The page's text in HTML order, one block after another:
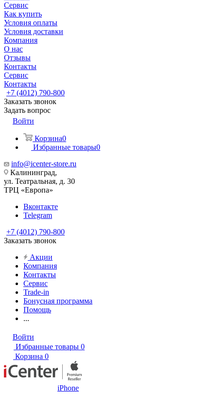
Сервис
Как купить
Условия оплаты
Условия доставки
Компания
О нас
Отзывы
Контакты
Сервис
Контакты
+7 (4012) 790-800
Заказать звонок
Задать вопрос
Войти
Корзина0
Избранные товары0
info@icenter-store.ru
Калининград,
ул. Театральная, д. 30
ТРЦ «Европа»
Вконтакте
Telegram
+7 (4012) 790-800
Заказать звонок
Акции
Компания
Контакты
Сервис
Trade-in
Бонусная программа
Помощь
...
Войти
Избранные товары 0
Корзина 0
iPhone